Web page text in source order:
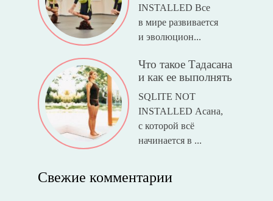
INSTALLED Все
в мире развивается
и эволюцион...
Что такое Тадасана
и как ее выполнять
SQLITE NOT
INSTALLED Асана,
с которой всё
начинается в ...
Свежие комментарии